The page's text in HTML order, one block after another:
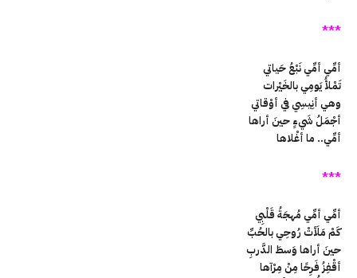
***
أمِّي أمِّي نَبْعُ حَياتي
تَمْلأُ يَومِي بالخَيْرات
وهي أنِيسِي في أوْقاتي
أجْمَلُ شَيءٍ حينَ أراها
أمِّي.. ما أغْلاها
***
أمِّي أمِّي مُهجَةُ قَلْبِي
كَمْ مَلَأتْ رُوحِي بالحُبِّ
حينَ أراها وَسطَ الدَّربِ
أقْفِزُ فَرِحًا مِنْ مِرْآها